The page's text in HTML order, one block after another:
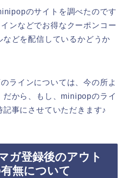
のサイトを調べたのです
ンなどでお得なクーポンコー
などを配信しているかどうか
ラインについては、今の所よ
だから、もし、minipopのライ
事にさせていただきます♪
ガ登録後のアウト
無について